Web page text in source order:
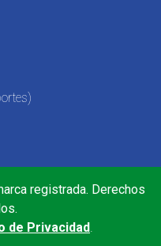
registrada. Derechos
de Privacidad